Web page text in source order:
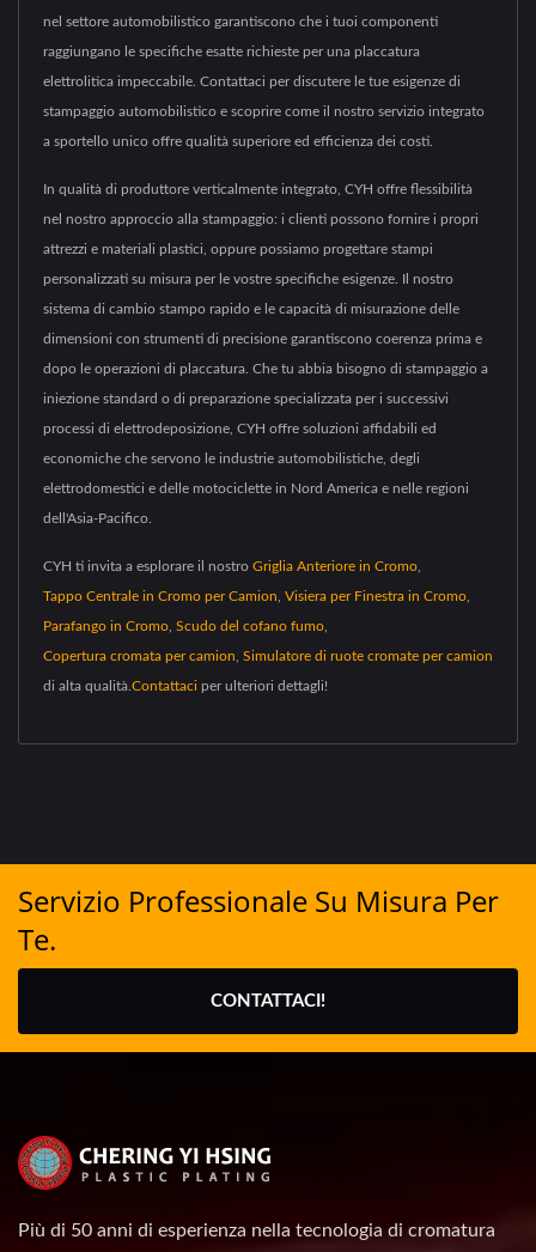
nel settore automobilistico garantiscono che i tuoi componenti
raggiungano le specifiche esatte richieste per una placcatura
elettrolitica impeccabile. Contattaci per discutere le tue esigenze di
stampaggio automobilistico e scoprire come il nostro servizio integrato
a sportello unico offre qualità superiore ed efficienza dei costi.
In qualità di produttore verticalmente integrato, CYH offre flessibilità
nel nostro approccio alla stampaggio: i clienti possono fornire i propri
attrezzi e materiali plastici, oppure possiamo progettare stampi
personalizzati su misura per le vostre specifiche esigenze. Il nostro
sistema di cambio stampo rapido e le capacità di misurazione delle
dimensioni con strumenti di precisione garantiscono coerenza prima e
dopo le operazioni di placcatura. Che tu abbia bisogno di stampaggio a
iniezione standard o di preparazione specializzata per i successivi
processi di elettrodeposizione, CYH offre soluzioni affidabili ed
economiche che servono le industrie automobilistiche, degli
elettrodomestici e delle motociclette in Nord America e nelle regioni
dell'Asia-Pacifico.
CYH ti invita a esplorare il nostro Griglia Anteriore in Cromo
Tappo Centrale in Cromo per Camion Visiera per Finestra in Cromo
Parafango in Cromo Scudo del cofano fumo
Copertura cromata per camion Simulatore di ruote cromate per camion
di alta qualità. Contattaci per ulteriori dettagli!
Servizio Professionale Su Misura Per
Te.
CONTATTACI!
Più di 50 anni di esperienza nella tecnologia di cromatura